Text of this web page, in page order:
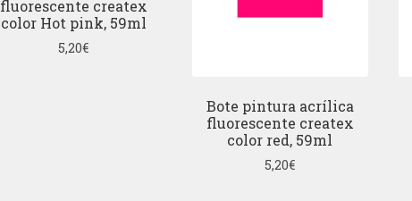
fluorescente createx
color Hot pink, 59ml
5,20€
Bote pintura acrílica
fluorescente createx
color red, 59ml
5,20€